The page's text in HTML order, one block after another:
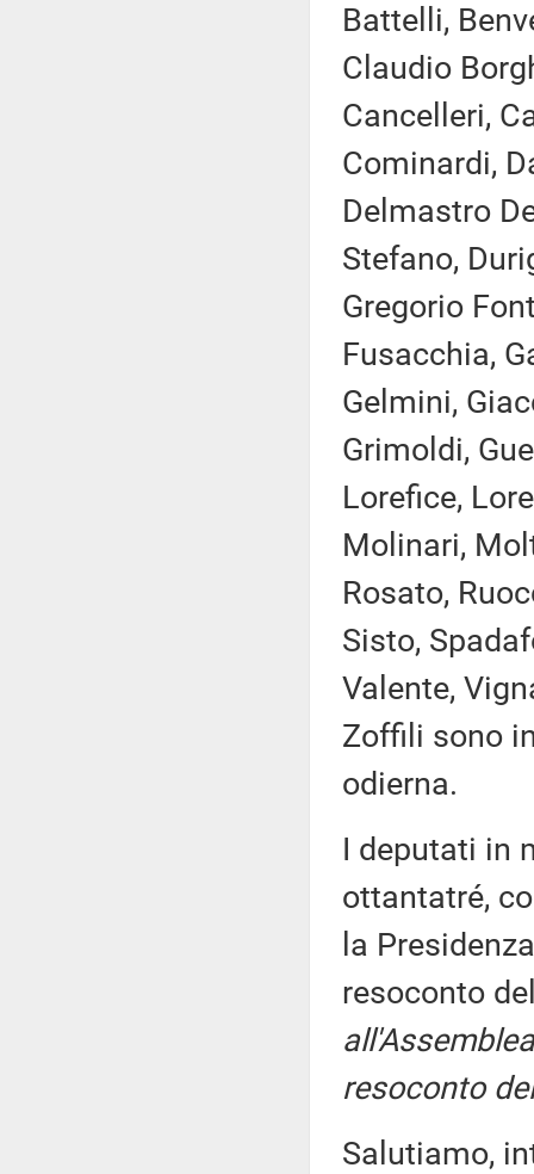
Battelli,
Claudio
Cancelleri,
Cominardi,
Delmastro
Stefano,
Gregorio
Fusacchia,
Gelmini,
Grimoldi,
Lorefice,
Molinari,
Rosato,
Sisto,
Valente,
Zoffili sono
odierna.
I deputati in
ottantatré,
la
resoconto
resoconto
Salutiamo,